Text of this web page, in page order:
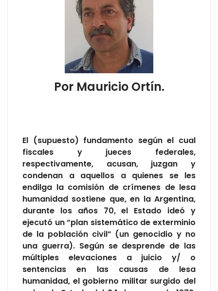
Por Mauricio Ortín.
El (supuesto) fundamento según el cual
fiscales y jueces federales,
respectivamente, acusan, juzgan y
condenan a aquellos a quienes se les
endilga la comisión de crímenes de lesa
humanidad sostiene que, en la Argentina,
durante los años 70, el Estado ideó y
ejecutó un “plan sistemático de exterminio
de la población civil” (un genocidio y no
una guerra). Según se desprende de las
múltiples elevaciones a juicio y/ o
sentencias en las causas de lesa
humanidad, el gobierno militar surgido del